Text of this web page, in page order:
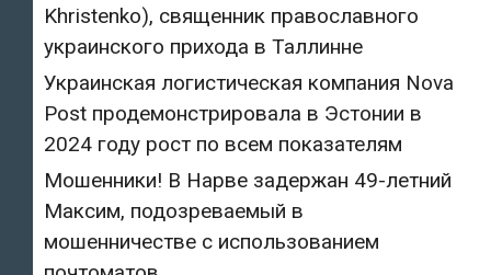
Khristenko), священник православного
украинского прихода в Таллинне
Украинская логистическая компания Nova
Post продемонстрировала в Эстонии в
2024 году рост по всем показателям
Мошенники! В Нарве задержан 49-летний
Максим, подозреваемый в
мошенничестве с использованием